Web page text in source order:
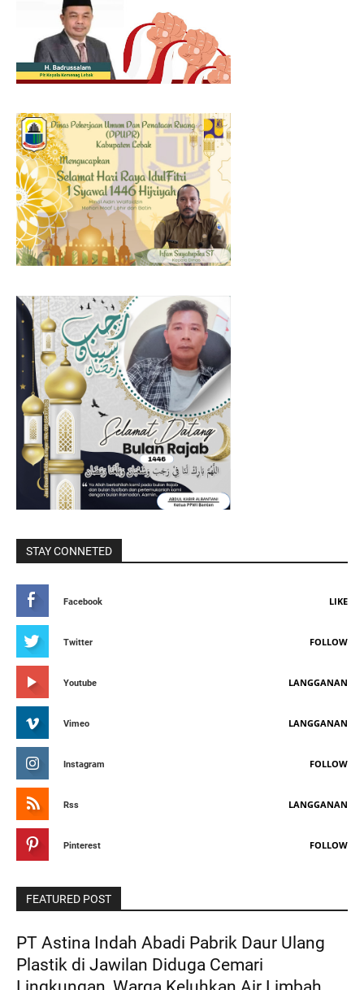
STAY CONNETED
Facebook LIKE
Twitter FOLLOW
Youtube LANGGANAN
Vimeo LANGGANAN
Instagram FOLLOW
Rss LANGGANAN
Pinterest FOLLOW
FEATURED POST
PT Astina Indah Abadi Pabrik Daur Ulang
Plastik di Jawilan Diduga Cemari